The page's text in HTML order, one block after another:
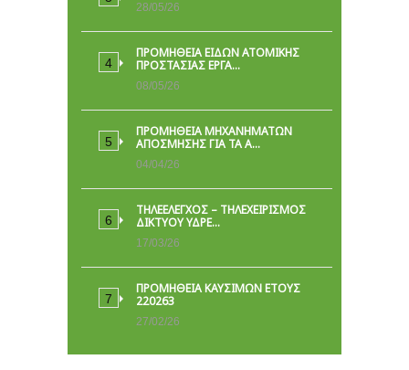
28/05/26
ΠΡΟΜΉΘΕΙΑ ΕΙΔΏΝ ΑΤΟΜΙΚΉΣ
ΠΡΟΣΤΑΣΊΑΣ ΕΡΓΑ…
08/05/26
ΠΡΟΜΗΘΕΙΑ ΜΗΧΑΝΗΜΑΤΩΝ
ΑΠΟΣΜΗΣΗΣ ΓΙΑ ΤΑ Α…
04/04/26
ΤΗΛΕΕΛΕΓΧΟΣ – ΤΗΛΕΧΕΙΡΙΣΜΟΣ
ΔΙΚΤΥΟΥ ΥΔΡΕ…
17/03/26
ΠΡΟΜΗΘΕΙΑ ΚΑΥΣΙΜΩΝ ΕΤΟΥΣ
220263
27/02/26